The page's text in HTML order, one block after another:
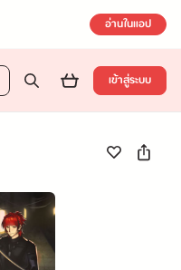
อ่านในแอป
เข้าสู่ระบบ